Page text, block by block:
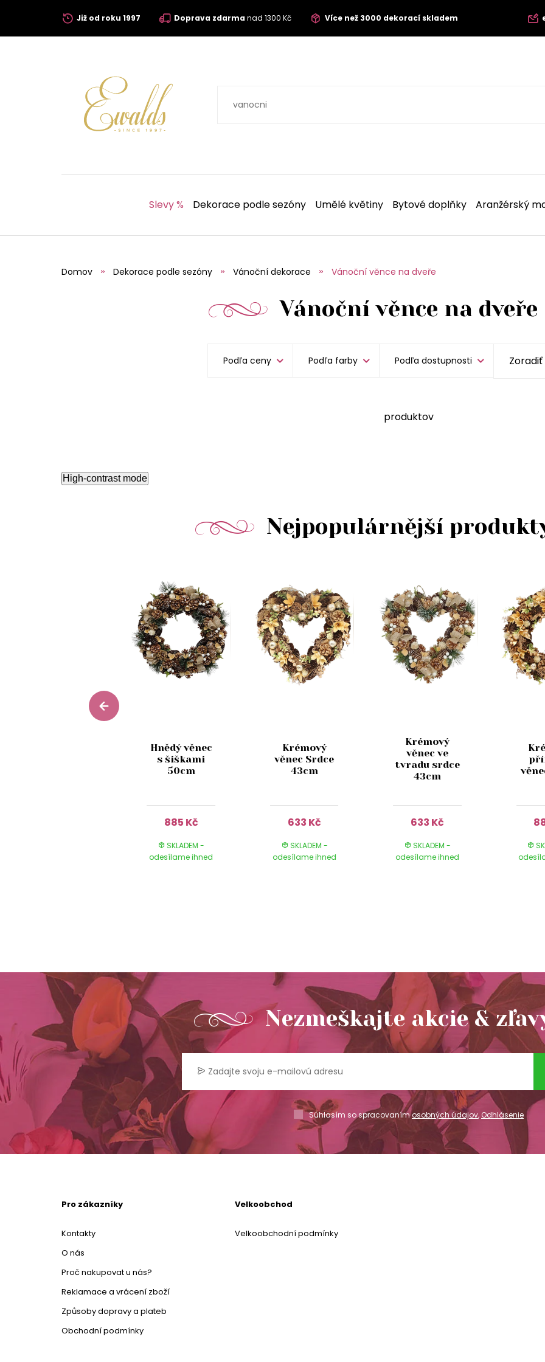
Již od roku 1997 Doprava zdarmanad 1300 Kč Více než 3000 dekorací skladem
Slevy % Dekorace podle sezóny Umělé květiny Bytové doplňky Aranžérský
Domov Dekorace podle sezóny Vánoční dekorace Vánoční věnce na dveře
Vánoční věnce na dveře
Podľa ceny Podľa farby Podľa dostupnosti
produktov
High-contrast mode
Nejpopulárnější
Hnědý věnec
s šiškami
50cm
885 Kč
SKLADEM -
odesílame ihned
Krémový
věnec Srdce
43cm
633 Kč
SKLADEM -
odesílame ihned
Krémový
věnec ve
tvradu srdce
43cm
633 Kč
SKLADEM -
odesílame ihned
Nezmeškajte akcie &
Súhlasím so spracovanímosobných údajov,Odhlásenie
Pro zákazníky
Kontakty
O nás
Proč nakupovat u nás?
Reklamace a vrácení zboží
Způsoby dopravy a plateb
Obchodní podmínky
Velkoobchod
Velkoobchodní podmínky